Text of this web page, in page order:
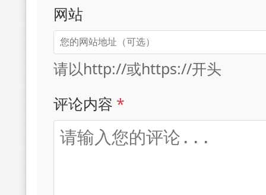
网站
请以http://或https://开头
评论内容 *